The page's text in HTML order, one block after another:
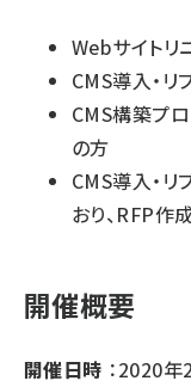
Webサイトリ
CMS導入・
CMS構築プ
の方
CMS導入・リ
おり、RFP作
開催概要
開催日時 ：2020